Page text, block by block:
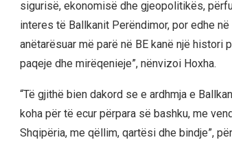
sigurisë, ekonomisë dhe gjeopolitikës,
interes të Ballkanit Perëndimor, por edhe
anëtarësuar më parë në BE kanë një
paqeje dhe mirëqenieje”, nënvizoi Hoxha.
“Të gjithë bien dakord se e ardhmja e
koha për të ecur përpara së bashku, me
Shqipëria, me qëllim, qartësi dhe bindje”,